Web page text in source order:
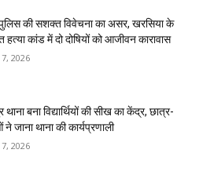
की सशक्त विवेचना का असर, खरसिया के
हत्या कांड में दो दोषियों को आजीवन कारावास
2026
बना विद्यार्थियों की सीख का केंद्र, छात्र-
ने जाना थाना की कार्यप्रणाली
2026